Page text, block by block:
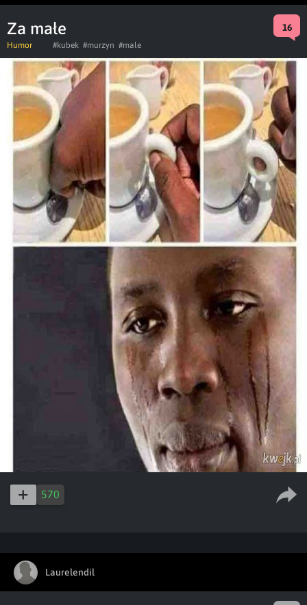
Za małe 16
Humor #kubek #murzyn #male
570
Laurelendil